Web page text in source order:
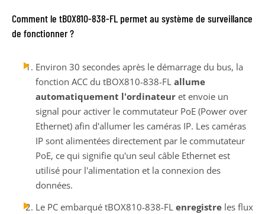
Comment le tBOX810-838-FL permet au système de surveillance
de fonctionner ?
Environ 30 secondes après le démarrage du bus, la
fonction ACC du tBOX810-838-FL allume
automatiquement l'ordinateur et envoie un
signal pour activer le commutateur PoE (Power over
Ethernet) afin d'allumer les caméras IP. Les caméras
IP sont alimentées directement par le commutateur
PoE, ce qui signifie qu'un seul câble Ethernet est
utilisé pour l'alimentation et la connexion des
données.
Le PC embarqué tBOX810-838-FL enregistre les flux